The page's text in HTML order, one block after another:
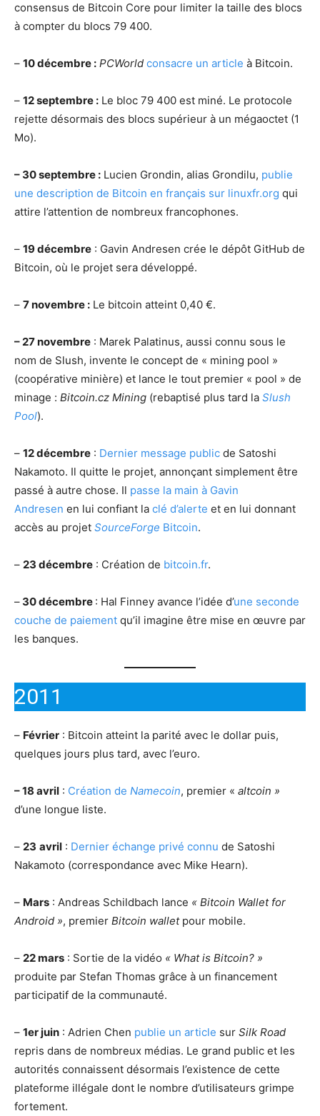
consensus de Bitcoin Core pour limiter la taille des blocs
à compter du blocs 79 400.
– 10 décembre : PCWorld consacre un article à Bitcoin.
– 12 septembre : Le bloc 79 400 est miné. Le protocole
rejette désormais des blocs supérieur à un mégaoctet (1
Mo).
– 30 septembre : Lucien Grondin, alias Grondilu, publie
une description de Bitcoin en français sur linuxfr.org qui
attire l’attention de nombreux francophones.
– 19 décembre : Gavin Andresen crée le dépôt GitHub de
Bitcoin, où le projet sera développé.
– 7 novembre : Le bitcoin atteint 0,40 €.
– 27 novembre : Marek Palatinus, aussi connu sous le
nom de Slush, invente le concept de « mining pool »
(coopérative minière) et lance le tout premier « pool » de
minage : Bitcoin.cz Mining (rebaptisé plus tard la Slush
Pool).
– 12 décembre : Dernier message public de Satoshi
Nakamoto. Il quitte le projet, annonçant simplement être
passé à autre chose. Il passe la main à Gavin
Andresen en lui confiant la clé d’alerte et en lui donnant
accès au projet SourceForge Bitcoin.
– 23 décembre : Création de bitcoin.fr.
– 30 décembre : Hal Finney avance l’idée d’une seconde
couche de paiement qu’il imagine être mise en œuvre par
les banques.
2011
– Février : Bitcoin atteint la parité avec le dollar puis,
quelques jours plus tard, avec l’euro.
– 18 avril : Création de Namecoin, premier « altcoin »
d’une longue liste.
– 23 avril : Dernier échange privé connu de Satoshi
Nakamoto (correspondance avec Mike Hearn).
– Mars : Andreas Schildbach lance « Bitcoin Wallet for
Android », premier Bitcoin walletpour mobile.
– 22 mars : Sortie de la vidéo « What is Bitcoin? »
produite par Stefan Thomas grâce à un financement
participatif de la communauté.
– 1er juin : Adrien Chen publie un article sur Silk Road
repris dans de nombreux médias. Le grand public et les
autorités connaissent désormais l’existence de cette
plateforme illégale dont le nombre d’utilisateurs grimpe
fortement.